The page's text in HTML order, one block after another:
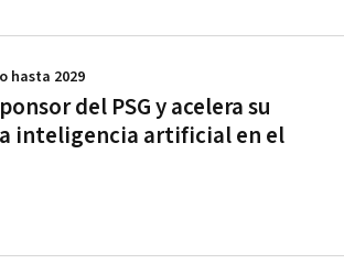
del PSG y acelera su
inteligencia artificial en el
hasta 2029